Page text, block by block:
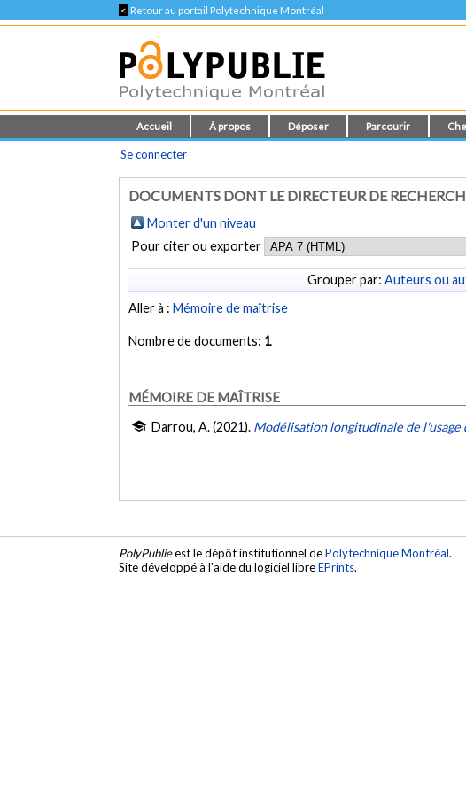
< Retour au portail Polytechnique Montréal
Accueil À propos Déposer Parcourir
Se connecter
DOCUMENTS DONT LE DIRECTEUR DE
Monter d'un niveau
Pour citer ou exporter
Grouper par: Auteurs ou
Aller à :Mémoire de maîtrise
Nombre de documents: 1
MÉMOIRE DE MAÎTRISE
Darrou, A. (2021). Modélisation longitudinale de
PolyPublieest le dépôt institutionnel dePolytechnique Montréal.
Site développé à l'aide du logiciel libreEPrints.